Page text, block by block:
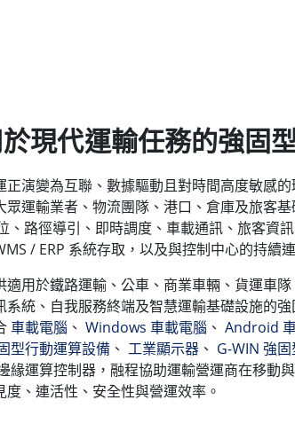
現代運輸任務的強固
正演變為互聯、數據驅動且對時間高度敏感
眾運輸業者、物流團隊、港口、倉庫及旅客
、路徑導引、即時調度、車載通訊、旅客資
/ ERP 系統存取，以及與控制中心的持續
適用於鐵路運輸、公車、商業車輛、貨運車隊
系統、自我服務終端及智慧運輸基礎設施的
車載電腦 、 Windows 車載電腦 、 Android
型行動運算設備 、 工業顯示器 、 G-WIN 強
緣運算控制器，融程協助運輸營運商在移動
度、連活性、安全性與營運效率。